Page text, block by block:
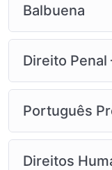
Balbuena
Direito Penal
Português
Direitos